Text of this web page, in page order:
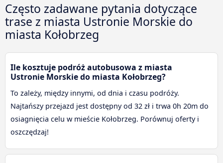
Często zadawane pytania dotyczące
trase z miasta Ustronie Morskie do
miasta Kołobrzeg
Ile kosztuje podróż autobusowa z miasta
Ustronie Morskie do miasta Kołobrzeg?
To zależy, między innymi, od dnia i czasu podróży.
Najtańszy przejazd jest dostępny od 32 zł i trwa 0h 20m do
osiagnięcia celu w mieście Kołobrzeg. Porównuj oferty i
oszczędzaj!